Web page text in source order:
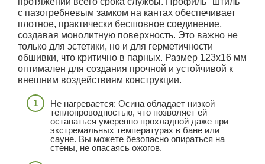
с пазогребневым замком на кантах обеспечивает
плотное, практически бесшовное соединение,
создавая монолитную поверхность. Это важно не
только для эстетики, но и для герметичности
обшивки, что критично в парных. Размер 123x16 мм
оптимален для создания прочной и устойчивой к
внешним воздействиям конструкции.
Не нагревается: Осина обладает низкой
теплопроводностью, что позволяет ей
оставаться умеренно прохладной даже при
экстремальных температурах в бане или
сауне. Вы можете безопасно опираться на
стены, не опасаясь ожогов.